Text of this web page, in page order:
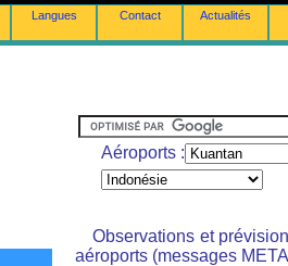
Langues Contact Actualités
Aéroports :
Observations et
aéroports (messages